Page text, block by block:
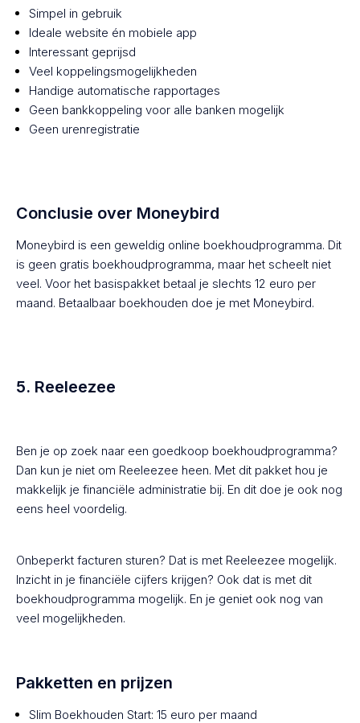
Simpel in gebruik
Ideale website én mobiele app
Interessant geprijsd
Veel koppelingsmogelijkheden
Handige automatische rapportages
Geen bankkoppeling voor alle banken mogelijk
Geen urenregistratie
Conclusie over Moneybird
Moneybird is een geweldig online boekhoudprogramma. Dit
is geen gratis boekhoudprogramma, maar het scheelt niet
veel. Voor het basispakket betaal je slechts 12 euro per
maand. Betaalbaar boekhouden doe je met Moneybird.
5. Reeleezee
Ben je op zoek naar een goedkoop boekhoudprogramma?
Dan kun je niet om Reeleezee heen. Met dit pakket hou je
makkelijk je financiële administratie bij. En dit doe je ook nog
eens heel voordelig.
Onbeperkt facturen sturen? Dat is met Reeleezee mogelijk.
Inzicht in je financiële cijfers krijgen? Ook dat is met dit
boekhoudprogramma mogelijk. En je geniet ook nog van
veel mogelijkheden.
Pakketten en prijzen
Slim Boekhouden Start: 15 euro per maand